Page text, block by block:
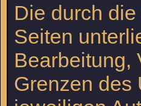
Die durch
Seiten
Bearbeitung,
Grenzen des